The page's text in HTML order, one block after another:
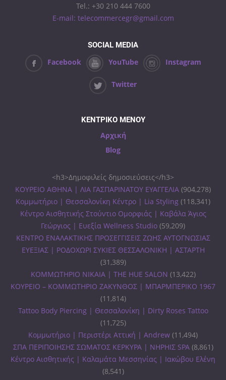
Tel.: +30 210 444 7600
E-mail: telecommercegr@gmail.com
SOCIAL MEDIA
Facebook YouTube Instagram
Twitter
ΚΕΝΤΡΙΚΟ ΜΕΝΟΥ
Αρχική
Blog
<h3>Δημοφιλείς δημοσιεύσεις</h3>
ΚΟΥΡΕΙΟ ΑΘΗΝΑ | ΛΙΑ ΓΑΣΠΑΡΙΝΑΤΟΥ ΕΥΑΓΓΕΛΙΑ (904,278)
Κομμωτήριο | Θεσσαλονίκη Κέντρο | Lia Styling (118,341)
Κέντρο Αισθητικής Στούντιο Ομορφιάς | Καβάλα Άγιος
Γεώργιος | Ευεξία Wellness Studio (59,209)
ΚΕΝΤΡΟ ΕΝΑΛΑΚΤΙΚΗΣ ΠΡΟΣΕΓΓΙΣΕΙΣ ΖΩΗΣ ΑΥΤΟΓΝΩΣΙΑΣ
ΕΥΕΞΙΑΣ | ΡΟΔΟΧΩΡΙ ΣΥΚΙΕΣ ΘΕΣΣΑΛΟΝΙΚΗ | ΑΣΤΑΡΤΗ
(31,389)
ΚΟΜΜΩΤΗΡΙΟ ΝΙΚΑΙΑ | THE HUE SALON (13,422)
ΚΟΥΡΕΙΟ – ΚΟΜΜΩΤΗΡΙΟ ΖΑΚΥΝΘΟΣ | ΜΠΑΡΜΠΕΡΙΚΟ 1967
(11,814)
Tattoo Body Piercing | Θεσσαλονίκη | Dirty Roses Tattoo
(11,725)
Κομμωτήριο | Περιστέρι Αττική | Andrew (11,494)
ΣΠΑ ΠΕΡΙΠΟΙΗΣΗΣ ΣΩΜΑΤΟΣ ΚΕΡΚΥΡΑ | ΝΗΡΗΙΣ SPA (8,861)
Κέντρο Αισθητικής | Καλαμάτα Μεσσηνίας | Ιακώβου Ελένη
(8,541)